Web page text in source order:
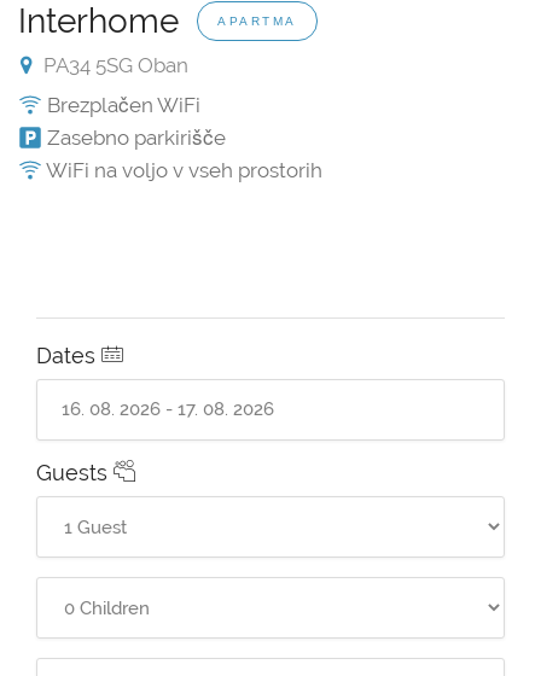
Interhome
APARTMA
PA34 5SG Oban
Brezplačen WiFi
Zasebno parkirišče
WiFi na voljo v vseh prostorih
Dates
Guests